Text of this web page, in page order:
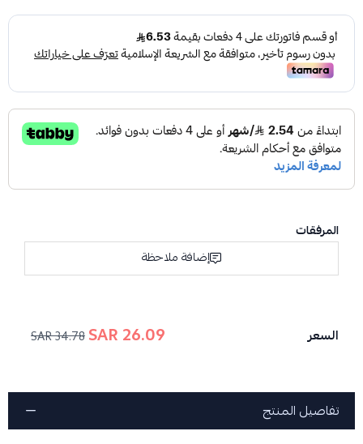
المرفقات
إضافة ملاحظة
السعر 26.09 SAR
34.78 SAR
تفاصيل المنتج